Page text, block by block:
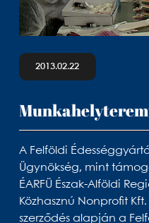
2013.02.22
A Felföldi
Ügynökség, mint
ÉARFÜ Észak-Alföldi
Közhasznú Nonprofit
szerződés alapján a